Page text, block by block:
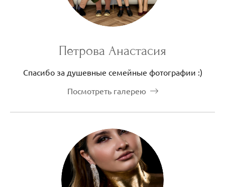
Петрова Анастасия
Спасибо за душевные семейные фотографии :)
Посмотреть галерею